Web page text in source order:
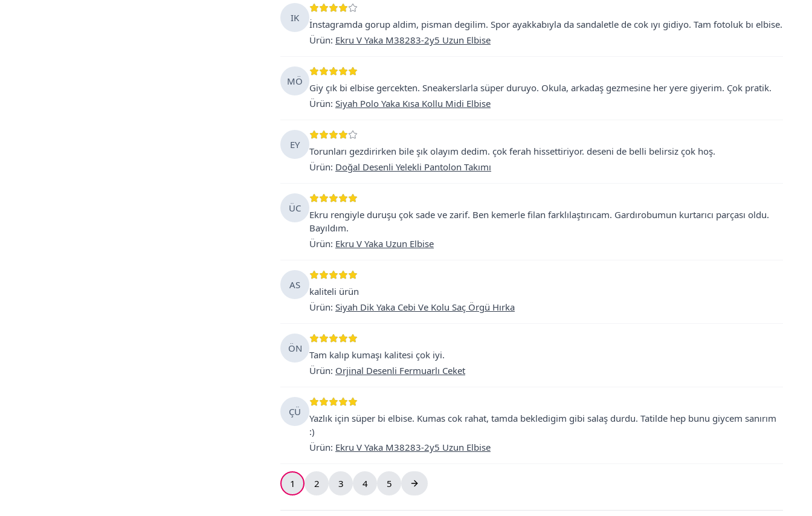
IK
İnstagramda gorup aldim, pisman degilim. Spor ayakkabıyla da sandaletle de cok ıyı gidiyo. Tam fotoluk bı elbise.
Ürün: Ekru V Yaka M38283-2y5 Uzun Elbise
MÖ
Giy çık bi elbise gercekten. Sneakerslarla süper duruyo. Okula, arkadaş gezmesine her yere giyerim. Çok pratik.
Ürün: Siyah Polo Yaka Kısa Kollu Midi Elbise
EY
Torunları gezdirirken bile şık olayım dedim. çok ferah hissettiriyor. deseni de belli belirsiz çok hoş.
Ürün: Doğal Desenli Yelekli Pantolon Takımı
ÜC
Ekru rengiyle duruşu çok sade ve zarif. Ben kemerle filan farklılaştırıcam. Gardırobumun kurtarıcı parçası oldu.
Bayıldım.
Ürün: Ekru V Yaka Uzun Elbise
AS
kaliteli ürün
Ürün: Siyah Dik Yaka Cebi Ve Kolu Saç Örgü Hırka
ÖN
Tam kalıp kumaşı kalitesi çok iyi.
Ürün: Orjinal Desenli Fermuarlı Ceket
ÇÜ
Yazlık için süper bi elbise. Kumas cok rahat, tamda bekledigim gibi salaş durdu. Tatilde hep bunu giycem sanırım
:)
Ürün: Ekru V Yaka M38283-2y5 Uzun Elbise
1 2 3 4 5